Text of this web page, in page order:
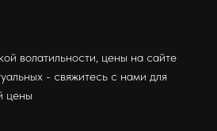
волатильности, цены на сайте
- свяжитесь с нами для
цены